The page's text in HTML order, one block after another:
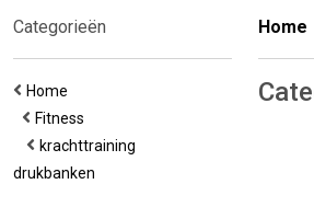
Categorieën
Home
Fitness
krachttraining
drukbanken
Home